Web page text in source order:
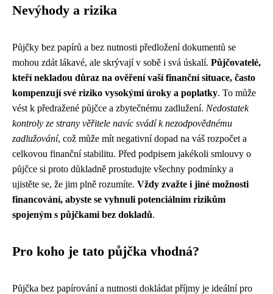
Nevýhody a rizika
Půjčky bez papírů a bez nutnosti předložení dokumentů se
mohou zdát lákavé, ale skrývají v sobě i svá úskalí. Půjčovatelé,
kteří nekladou důraz na ověření vaší finanční situace, často
kompenzují své riziko vysokými úroky a poplatky. To může
vést k předražené půjčce a zbytečnému zadlužení. Nedostatek
kontroly ze strany věřitele navíc svádí k nezodpovědnému
zadlužování, což může mít negativní dopad na váš rozpočet a
celkovou finanční stabilitu. Před podpisem jakékoli smlouvy o
půjčce si proto důkladně prostudujte všechny podmínky a
ujistěte se, že jim plně rozumíte. Vždy zvažte i jiné možnosti
financování, abyste se vyhnuli potenciálním rizikům
spojeným s půjčkami bez dokladů.
Pro koho je tato půjčka vhodná?
Půjčka bez papírování a nutnosti dokládat příjmy je ideální pro